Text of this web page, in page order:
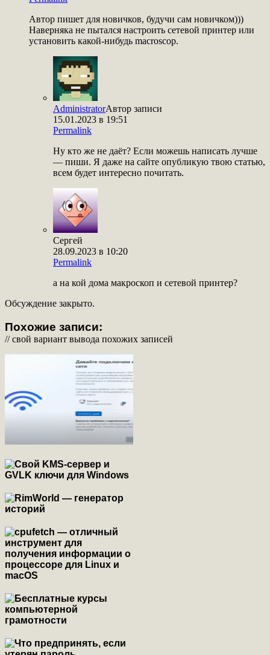
Автор пишет для новичков, будучи сам новичком)))
Наверняка не пытался настроить сетевой принтер или
установить какой-нибудь macroscop.
AdministratorАвтор записи
15.01.2023 в 19:51
Permalink
Ну кто же не даёт? Если можешь написать лучше
— пиши. Я даже на сайте опубликую твою статью,
всем будет интересно почитать.
Сергей
28.09.2023 в 10:20
Permalink
а на кой дома макроскоп и сетевой принтер?
Обсуждение закрыто.
Похожие записи:
// свой вариант вывода похожих записей